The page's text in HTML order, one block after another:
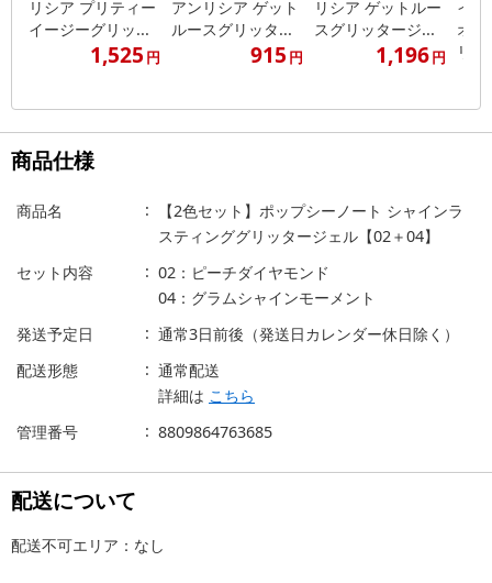
リシア プリティー
イージーグリッ...
1,525 円
アンリシア ゲット
ルースグリッタ...
915 円
リシア ゲットルー
スグリッタージ...
1,196円
イ
オ
リ...
商品仕様
商品名
【2色セット】ポップシーノート シャインラ
スティンググリッタージェル【02＋04】
セット内容
02：ピーチダイヤモンド
04：グラムシャインモーメント
発送予定日
通常3日前後（発送日カレンダー休日除く）
配送形態
通常配送
詳細は こちら
管理番号
8809864763685
配送について
配送不可エリア：なし